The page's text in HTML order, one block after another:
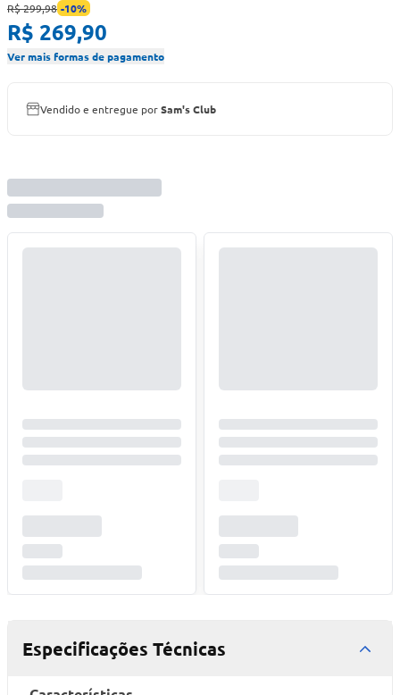
R$ 299,98 -10%
R$ 269,90
Ver mais formas de pagamento
Vendido e entregue porSam's Club
Especificações Técnicas